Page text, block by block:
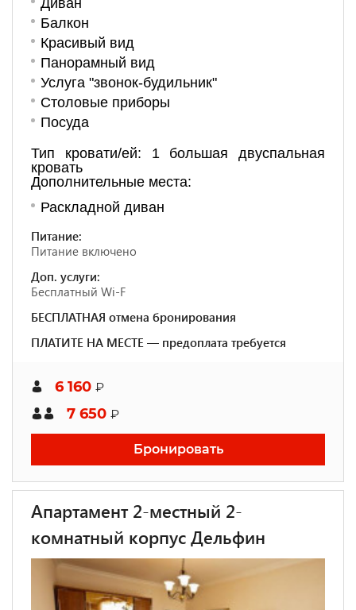
Диван
Балкон
Красивый вид
Панорамный вид
Услуга "звонок-будильник"
Столовые приборы
Посуда
Тип кровати/ей: 1 большая двуспальная
кровать
Дополнительные места:
Раскладной диван
Питание:
Питание включено
Доп. услуги:
Бесплатный Wi-F
БЕСПЛАТНАЯ отмена бронирования
ПЛАТИТЕ НА МЕСТЕ — предоплата требуется
6 160 ₽
7 650 ₽
Бронировать
Апартамент 2-местный 2-
комнатный корпус Дельфин